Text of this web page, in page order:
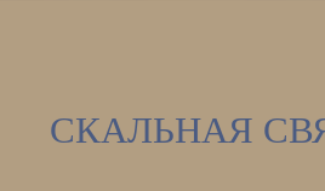
СКАЛЬНАЯ